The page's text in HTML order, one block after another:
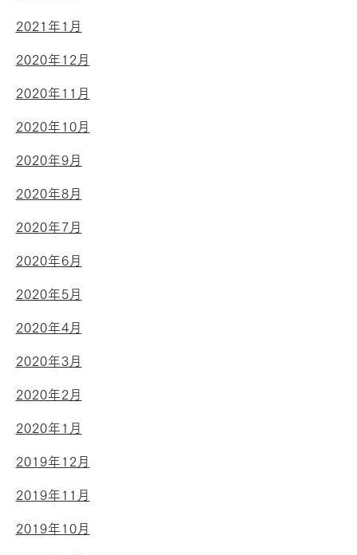
2021年1月
2020年12月
2020年11月
2020年10月
2020年9月
2020年8月
2020年7月
2020年6月
2020年5月
2020年4月
2020年3月
2020年2月
2020年1月
2019年12月
2019年11月
2019年10月